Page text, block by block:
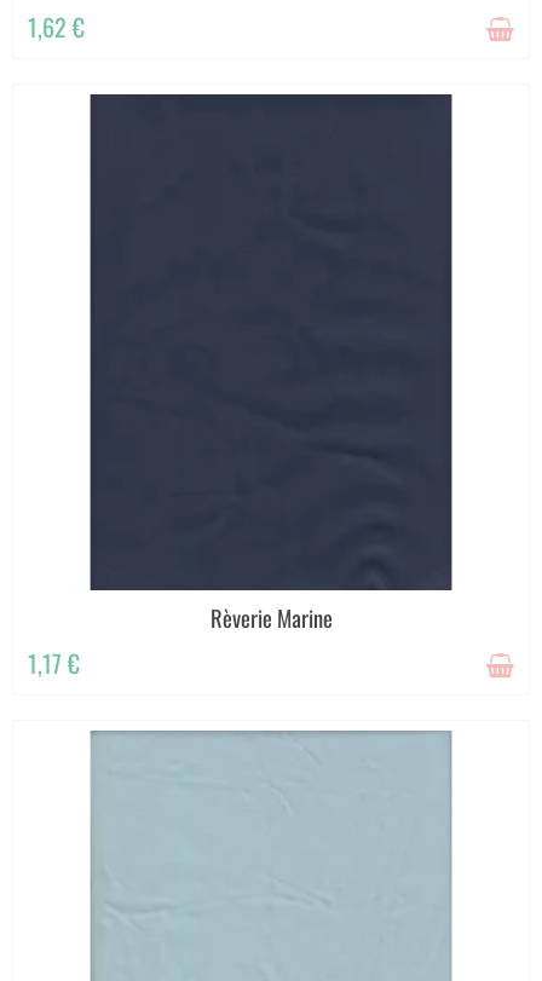
1,62 €
Rèverie Marine
1,17 €